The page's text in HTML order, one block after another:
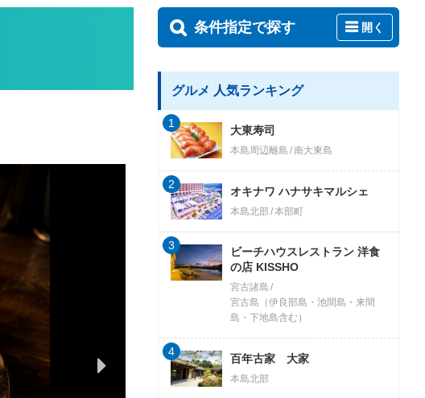
条件指定で探す 開く
グルメ 人気ランキング
大東寿司
本島周辺離島 南大東島
1
オキナワ ハナサキマルシェ
本島北部 本部町
2
ビーチハウスレストラン 洋食
の店 KISSHO
宮古諸島
宮古島（伊良部島・池間島・来間
島・下地島含む）
3
百年古家 大家
本島北部
4